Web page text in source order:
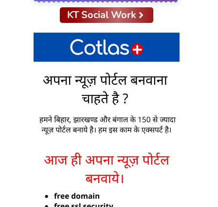
KT Social Work